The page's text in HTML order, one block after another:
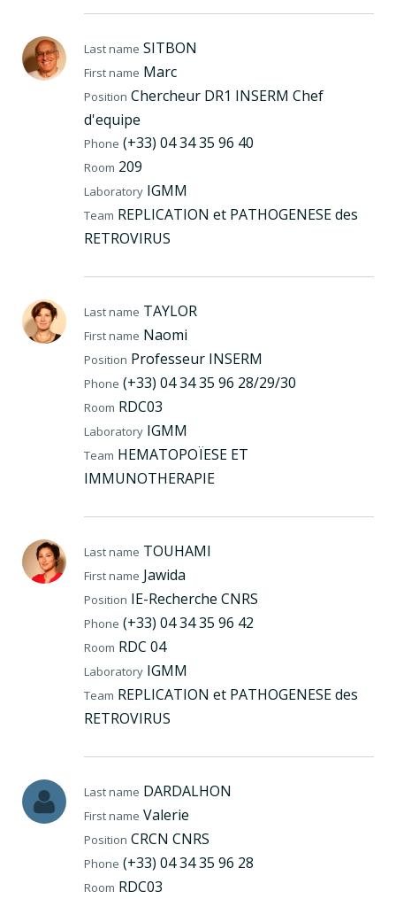
Last name SITBON
First name Marc
Position Chercheur DR1 INSERM Chef
d'equipe
Phone (+33) 04 34 35 96 40
Room 209
Laboratory IGMM
Team REPLICATION et PATHOGENESE des
RETROVIRUS
Last name TAYLOR
First name Naomi
Position Professeur INSERM
Phone (+33) 04 34 35 96 28/29/30
Room RDC03
Laboratory IGMM
Team HEMATOPOÏESE ET
IMMUNOTHERAPIE
Last name TOUHAMI
First name Jawida
Position IE-Recherche CNRS
Phone (+33) 04 34 35 96 42
Room RDC 04
Laboratory IGMM
Team REPLICATION et PATHOGENESE des
RETROVIRUS
Last name DARDALHON
First name Valerie
Position CRCN CNRS
Phone (+33) 04 34 35 96 28
Room RDC03